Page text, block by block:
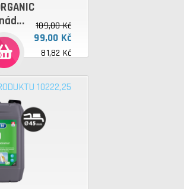
109,00 Kč
99,00 Kč
81,82 Kč
10222,25